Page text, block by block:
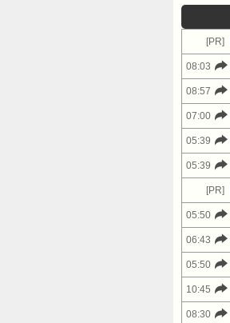
[PR]
08:03
08:57
07:00
05:39
05:39
[PR]
05:50
06:43
05:50
10:45
08:30